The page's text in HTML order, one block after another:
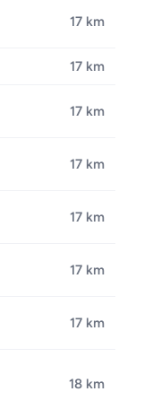
17 km
17 km
17 km
17 km
17 km
17 km
17 km
18 km